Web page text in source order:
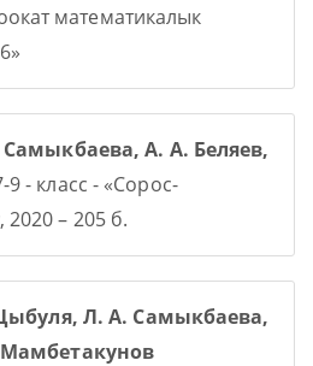
математикалык
А. А. Беляев,
- класс - «Сорос-
– 205 б.
Л. А. Самыкбаева,